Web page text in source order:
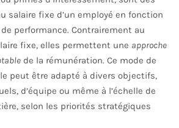
salaire fixe d’un employé en fonction
performance. Contrairement au
fixe, elles permettent une approche
de la rémunération. Ce mode de
peut être adapté à divers objectifs,
d’équipe ou même à l’échelle de
selon les priorités stratégiques